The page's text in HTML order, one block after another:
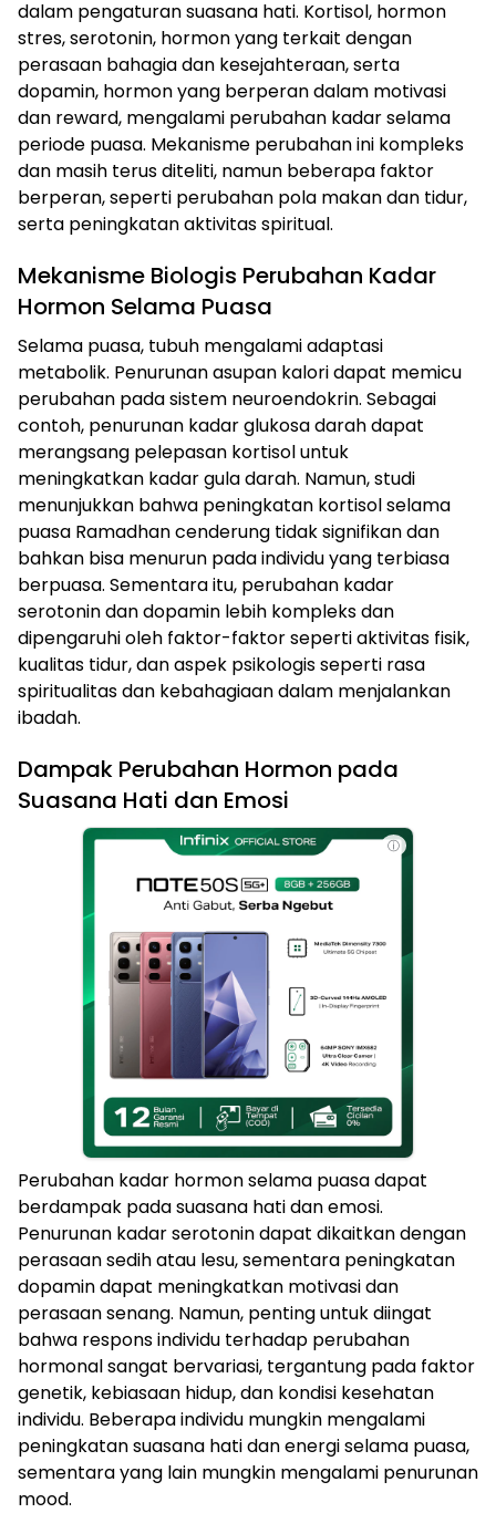
dalam pengaturan suasana hati. Kortisol, hormon
stres, serotonin, hormon yang terkait dengan
perasaan bahagia dan kesejahteraan, serta
dopamin, hormon yang berperan dalam motivasi
dan reward, mengalami perubahan kadar selama
periode puasa. Mekanisme perubahan ini kompleks
dan masih terus diteliti, namun beberapa faktor
berperan, seperti perubahan pola makan dan tidur,
serta peningkatan aktivitas spiritual.
Mekanisme Biologis Perubahan Kadar
Hormon Selama Puasa
Selama puasa, tubuh mengalami adaptasi
metabolik. Penurunan asupan kalori dapat memicu
perubahan pada sistem neuroendokrin. Sebagai
contoh, penurunan kadar glukosa darah dapat
merangsang pelepasan kortisol untuk
meningkatkan kadar gula darah. Namun, studi
menunjukkan bahwa peningkatan kortisol selama
puasa Ramadhan cenderung tidak signifikan dan
bahkan bisa menurun pada individu yang terbiasa
berpuasa. Sementara itu, perubahan kadar
serotonin dan dopamin lebih kompleks dan
dipengaruhi oleh faktor-faktor seperti aktivitas fisik,
kualitas tidur, dan aspek psikologis seperti rasa
spiritualitas dan kebahagiaan dalam menjalankan
ibadah.
Dampak Perubahan Hormon pada
Suasana Hati dan Emosi
ⓘ
Perubahan kadar hormon selama puasa dapat
berdampak pada suasana hati dan emosi.
Penurunan kadar serotonin dapat dikaitkan dengan
perasaan sedih atau lesu, sementara peningkatan
dopamin dapat meningkatkan motivasi dan
perasaan senang. Namun, penting untuk diingat
bahwa respons individu terhadap perubahan
hormonal sangat bervariasi, tergantung pada faktor
genetik, kebiasaan hidup, dan kondisi kesehatan
individu. Beberapa individu mungkin mengalami
peningkatan suasana hati dan energi selama puasa,
sementara yang lain mungkin mengalami penurunan
mood.